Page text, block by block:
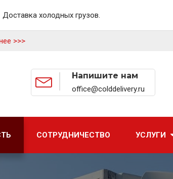
Доставка холодных грузов.
>>>
Напишите нам
office@colddelivery.ru
СОТРУДНИЧЕСТВО УСЛУГИ